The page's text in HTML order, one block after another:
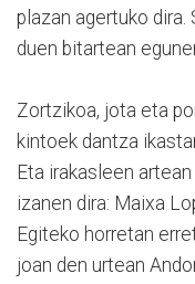
plazan agertuko dira.
duen bitartean
Zortzikoa, jota eta
kintoek dantza
Eta irakasleen
izanen dira: Maixa
Egiteko horretan
joan den urtean